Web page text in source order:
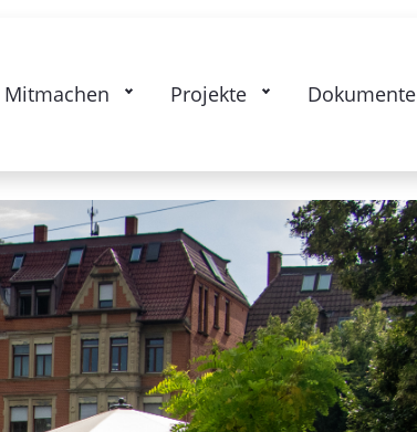
Mitmachen Projekte Dokumente